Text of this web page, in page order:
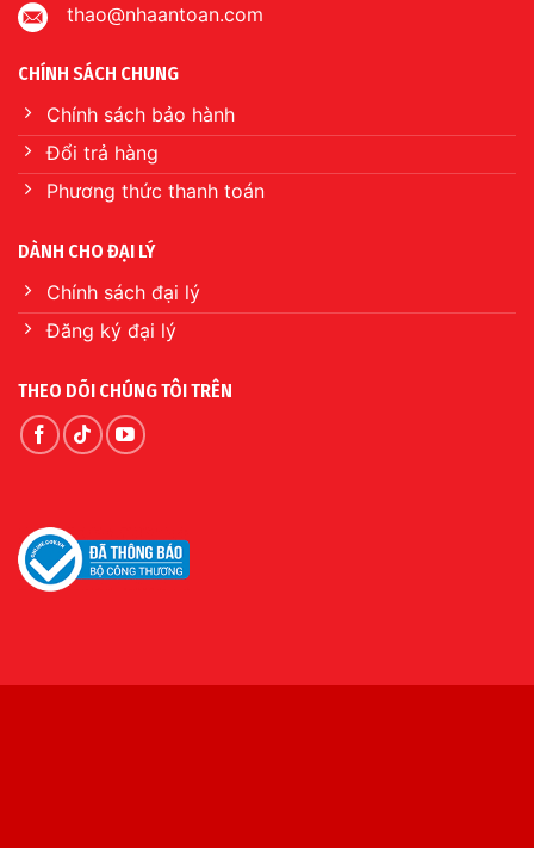
thao@nhaantoan.com
CHÍNH SÁCH CHUNG
Chính sách bảo hành
Đổi trả hàng
Phương thức thanh toán
DÀNH CHO ĐẠI LÝ
Chính sách đại lý
Đăng ký đại lý
THEO DÕI CHÚNG TÔI TRÊN